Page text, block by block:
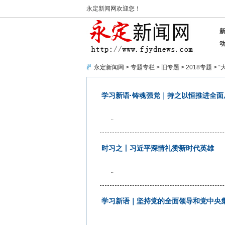
永定新闻网欢迎您！
永定新闻网 > 专题专栏 > 旧专题 > 2018专题 > “
学习新语·铸魂强党｜持之以恒推进全
..
时习之丨习近平深情礼赞新时代英雄
..
学习新语｜坚持党的全面领导和党中央